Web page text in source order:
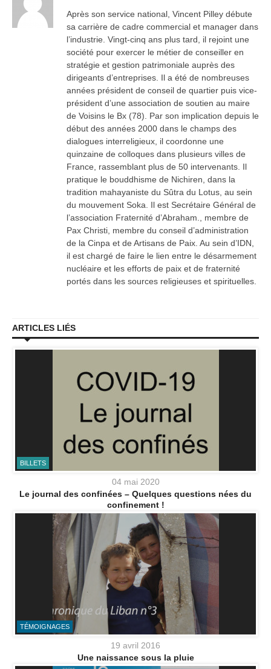
Après son service national, Vincent Pilley débute
sa carrière de cadre commercial et manager dans
l’industrie. Vingt-cinq ans plus tard, il rejoint une
société pour exercer le métier de conseiller en
stratégie et gestion patrimoniale auprès des
dirigeants d’entreprises. Il a été de nombreuses
années président de conseil de quartier puis vice-
président d’une association de soutien au maire
de Voisins le Bx (78). Par son implication depuis le
début des années 2000 dans le champs des
dialogues interreligieux, il coordonne une
quinzaine de colloques dans plusieurs villes de
France, rassemblant plus de 50 intervenants. Il
pratique le bouddhisme de Nichiren, dans la
tradition mahayaniste du Sûtra du Lotus, au sein
du mouvement Soka. Il est Secrétaire Général de
l’association Fraternité d’Abraham., membre de
Pax Christi, membre du conseil d’administration
de la Cinpa et de Artisans de Paix. Au sein d’IDN,
il est chargé de faire le lien entre le désarmement
nucléaire et les efforts de paix et de fraternité
portés dans les sources religieuses et spirituelles.
ARTICLES LIÉS
BILLETS
04 mai 2020
Le journal des confinées – Quelques questions nées du
confinement !
TÉMOIGNAGES
19 avril 2016
Une naissance sous la pluie